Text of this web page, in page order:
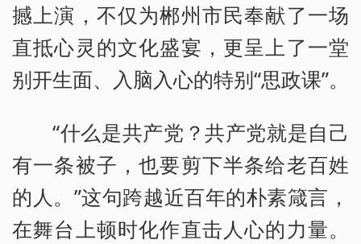
撼上演，不仅为郴州市民奉献了一场
直抵心灵的文化盛宴，更呈上了一堂
别开生面、入脑入心的特别“思政课”。
“什么是共产党？共产党就是自己
有一条被子，也要剪下半条给老百姓
的人。”这句跨越近百年的朴素箴言，
在舞台上顿时化作直击人心的力量。